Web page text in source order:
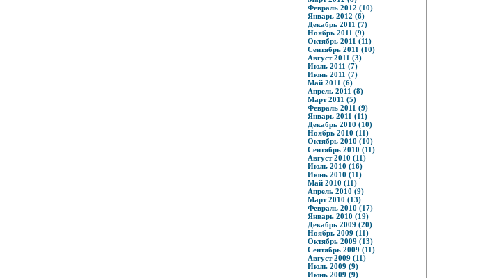
Февраль 2012 (10)
Январь 2012 (6)
Декабрь 2011 (7)
Ноябрь 2011 (9)
Октябрь 2011 (11)
Сентябрь 2011 (10)
Август 2011 (3)
Июль 2011 (7)
Июнь 2011 (7)
Май 2011 (6)
Апрель 2011 (8)
Март 2011 (5)
Февраль 2011 (9)
Январь 2011 (11)
Декабрь 2010 (10)
Ноябрь 2010 (11)
Октябрь 2010 (10)
Сентябрь 2010 (11)
Август 2010 (11)
Июль 2010 (16)
Июнь 2010 (11)
Май 2010 (11)
Апрель 2010 (9)
Март 2010 (13)
Февраль 2010 (17)
Январь 2010 (19)
Декабрь 2009 (20)
Ноябрь 2009 (11)
Октябрь 2009 (13)
Сентябрь 2009 (11)
Август 2009 (11)
Июль 2009 (9)
Июнь 2009 (9)